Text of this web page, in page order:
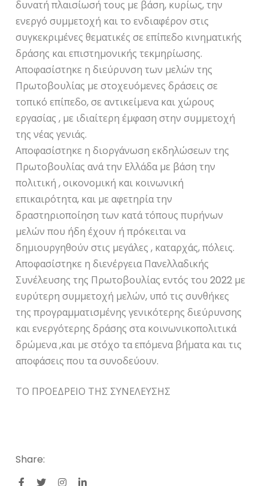
δυνατή πλαισίωσή τους με βάση, κυρίως, την
ενεργό συμμετοχή και το ενδιαφέρον στις
συγκεκριμένες θεματικές σε επίπεδο κινηματικής
δράσης και επιστημονικής τεκμηρίωσης.
Αποφασίστηκε η διεύρυνση των μελών της
Πρωτοβουλίας με στοχευόμενες δράσεις σε
τοπικό επίπεδο, σε αντικείμενα και χώρους
εργασίας , με ιδιαίτερη έμφαση στην συμμετοχή
της νέας γενιάς.
Αποφασίστηκε η διοργάνωση εκδηλώσεων της
Πρωτοβουλίας ανά την Ελλάδα με βάση την
πολιτική , οικονομική και κοινωνική
επικαιρότητα, και με αφετηρία την
δραστηριοποίηση των κατά τόπους πυρήνων
μελών που ήδη έχουν ή πρόκειται να
δημιουργηθούν στις μεγάλες , καταρχάς, πόλεις.
Αποφασίστηκε η διενέργεια Πανελλαδικής
Συνέλευσης της Πρωτοβουλίας εντός του 2022 με
ευρύτερη συμμετοχή μελών, υπό τις συνθήκες
της προγραμματισμένης γενικότερης διεύρυνσης
και ενεργότερης δράσης στα κοινωνικοπολιτικά
δρώμενα ,και με στόχο τα επόμενα βήματα και τις
αποφάσεις που τα συνοδεύουν.
ΤΟ ΠΡΟΕΔΡΕΙΟ ΤΗΣ ΣΥΝΕΛΕΥΣΗΣ
Share: